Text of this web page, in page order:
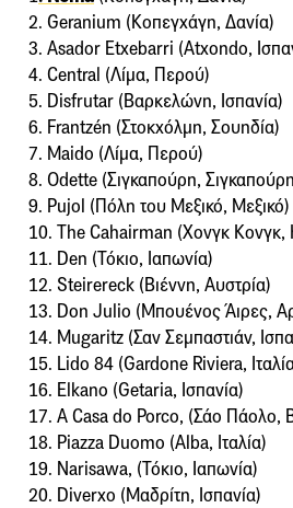
2. Geranium (Κοπεγχάγη, Δανία)
3. Asador Etxebarri (Atxondo,
4. Central (Λίμα, Περού)
5. Disfrutar (Βαρκελώνη, Ισπανία)
6. Frantzén (Στοκχόλμη, Σουηδία)
7. Maido (Λίμα, Περού)
8. Odette (Σιγκαπούρη,
9. Pujol (Πόλη του Μεξικό, Μεξικό)
10. The Cahairman (Χονγκ Κονγκ,
11. Den (Τόκιο, Ιαπωνία)
12. Steirereck (Βιέννη, Αυστρία)
13. Don Julio (Μπουένος Άιρες,
14. Mugaritz (Σαν Σεμπαστιάν,
15. Lido 84 (Gardone Riviera,
16. Elkano (Getaria, Ισπανία)
17. A Casa do Porco, (Σάο Πάολο,
18. Piazza Duomo (Alba, Ιταλία)
19. Narisawa, (Τόκιο, Ιαπωνία)
20. Diverxo (Μαδρίτη, Ισπανία)